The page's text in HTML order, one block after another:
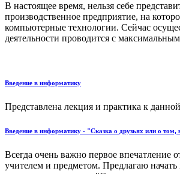
В настоящее время, нельзя себе
производственное предприятие, на
компьютерные технологии. Сейчас
деятельности проводится с
Введение в информатику
Представлена лекция и практика к
Введение в информатику - "Сказка о друзьях или о том,
Всегда очень важно первое впечатление
учителем и предметом. Предлагаю